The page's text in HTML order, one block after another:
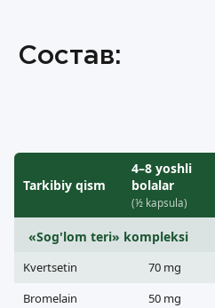
Состав:
Tarkibiy qism
4–8 yoshli
bolalar
(½ kapsula)
«Sog'lom teri» kompleksi
Kvertsetin 70 mg
Bromelain
50 mg